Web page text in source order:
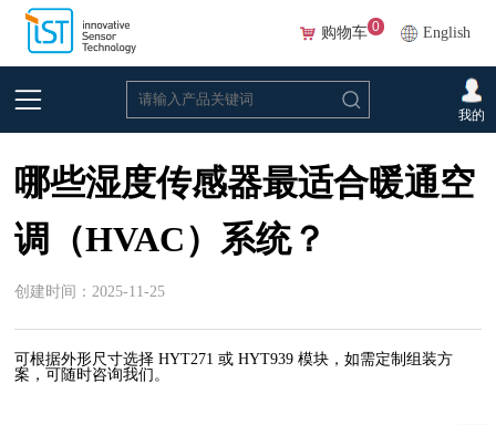
English
购物车 0
我的
首页 >湿度
哪些湿度传感器最适合暖通空
调（HVAC）系统？
创建时间：2025-11-25
可根据外形尺寸选择 HYT271 或 HYT939 模块，如需定制组装方
案，可随时咨询我们。